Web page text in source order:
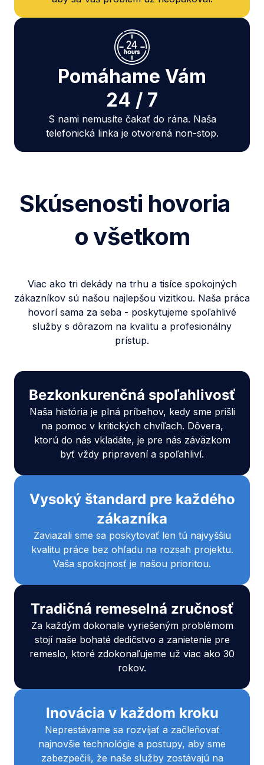
Pomáhame Vám
24 / 7
S nami nemusíte čakať do rána. Naša
telefonická linka je otvorená non-stop.
Skúsenosti hovoria
o všetkom
Viac ako tri dekády na trhu a tisíce spokojných
zákazníkov sú našou najlepšou vizitkou. Naša práca
hovorí sama za seba - poskytujeme spoľahlivé
služby s dôrazom na kvalitu a profesionálny
prístup.
Bezkonkurenčná spoľahlivosť
Naša história je plná príbehov, kedy sme prišli
na pomoc v kritických chvíľach. Dôvera,
ktorú do nás vkladáte, je pre nás záväzkom
byť vždy pripravení a spoľahliví.
Vysoký štandard pre každého
zákazníka
Zaviazali sme sa poskytovať len tú najvyššiu
kvalitu práce bez ohľadu na rozsah projektu.
Vaša spokojnosť je našou prioritou.
Inovácia v každom kroku
Neprestávame sa rozvíjať a začleňovať
najnovšie technológie a postupy, aby sme
zabezpečili, že naše služby zostávajú na
Tradičná remeselná zručnosť
Za každým dokonale vyriešeným problémom
stojí naše bohaté dedičstvo a zanietenie pre
remeslo, ktoré zdokonaľujeme už viac ako 30
rokov.